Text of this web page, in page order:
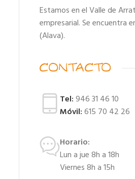
Estamos en el Valle de
empresarial. Se encuentra
(Alava).
CONTACTO
Tel:946 31 46 10
Móvil:615 70 42 26
Horario:
Lun a jue 8h a 18h
Viernes 8h a 15h